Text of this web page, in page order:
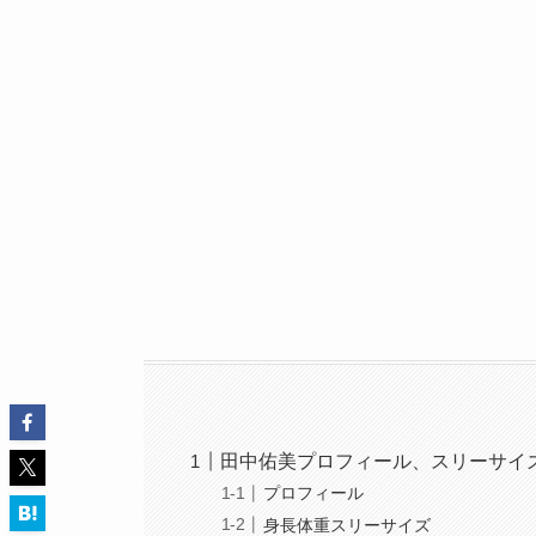
田中佑美プロフィール、スリーサイ
プロフィール
身長体重スリーサイズ